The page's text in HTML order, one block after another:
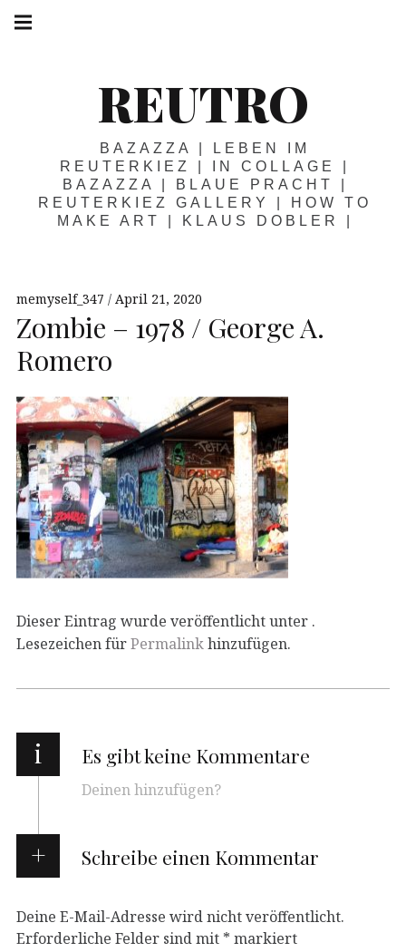
Springe
zum
REUTRO
BAZAZZA | LEBEN IM
REUTERKIEZ | IN COLLAGE |
BAZAZZA | BLAUE PRACHT |
REUTERKIEZ GALLERY | HOW TO
MAKE ART | KLAUS DOBLER |
memyself_347 April 21, 2020
Zombie – 1978 / George A.
Romero
Dieser Eintrag wurde veröffentlicht unter .
Lesezeichen fürPermalinkhinzufügen.
i Es gibt keine Kommentare
Deinen hinzufügen?
Schreibe einen Kommentar
Deine E-Mail-Adresse wird nicht veröffentlicht.
Erforderliche Felder sind mit * markiert